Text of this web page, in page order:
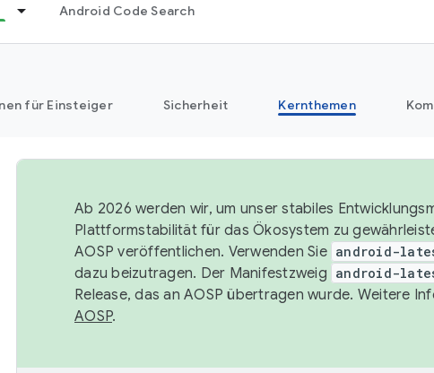
Android Code Search
für Einsteiger Sicherheit Kernthemen
Ab 2026 werden wir, um unser stabiles
Plattformstabilität für das Ökosystem zu
AOSP veröffentlichen. Verwenden Sie android-
dazu beizutragen. Der Manifestzweig android-
Release, das an AOSP übertragen wurde. Weitere
AOSP.